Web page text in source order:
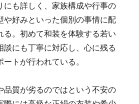
にも詳しく、家族構成や行事の
や好みといった個別の事情に配
る。初めて和装を体験する若い
談にも丁寧に対応し、心に残る
トが行われている。
品質が劣るのではという不安の